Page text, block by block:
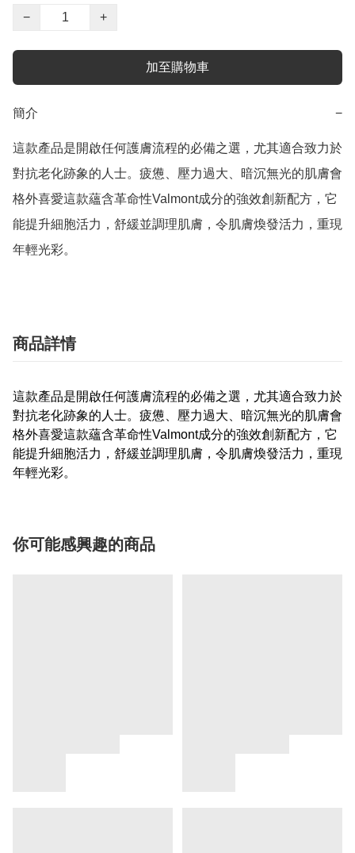
−
+
加至購物車
簡介 −
這款產品是開啟任何護膚流程的必備之選，尤其適合致力於
對抗老化跡象的人士。疲憊、壓力過大、暗沉無光的肌膚會
格外喜愛這款蘊含革命性Valmont成分的強效創新配方，它
能提升細胞活力，舒緩並調理肌膚，令肌膚煥發活力，重現
年輕光彩。
商品詳情
這款產品是開啟任何護膚流程的必備之選，尤其適合致力於
對抗老化跡象的人士。疲憊、壓力過大、暗沉無光的肌膚會
格外喜愛這款蘊含革命性Valmont成分的強效創新配方，它
能提升細胞活力，舒緩並調理肌膚，令肌膚煥發活力，重現
年輕光彩。
你可能感興趣的商品